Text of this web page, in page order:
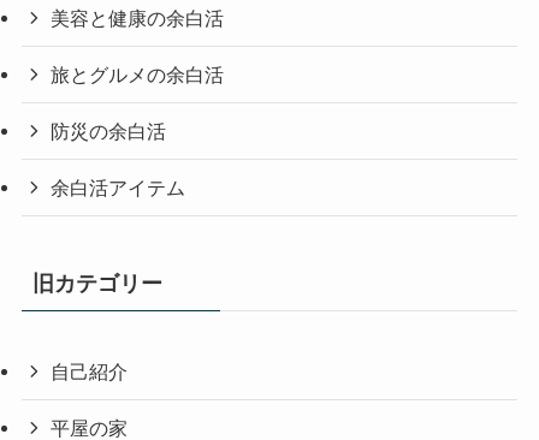
美容と健康の余白活
旅とグルメの余白活
防災の余白活
余白活アイテム
旧カテゴリー
自己紹介
平屋の家